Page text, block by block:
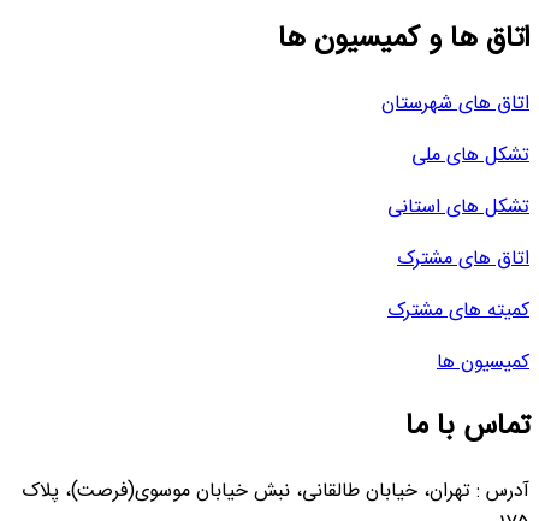
اتاق ها و کمیسیون ها
اتاق های شهرستان
تشکل های ملی
تشکل های استانی
اتاق های مشترک
کمیته های مشترک
کمیسیون ها
تماس با ما
آدرس : تهران، خیابان طالقانی، نبش خیابان موسوی(فرصت)، پلاک